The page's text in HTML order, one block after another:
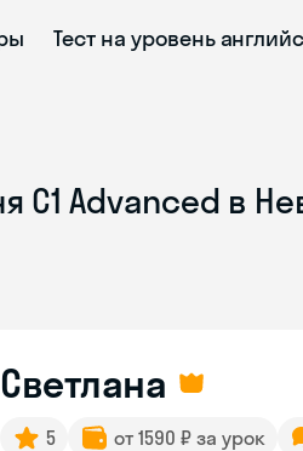
Тест на уровень
C1 Advanced в
Светлана
5 от 1590 ₽ за урок